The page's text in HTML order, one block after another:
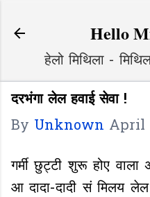
Hello
हेलो मिथिला -
दरभंगा लेल हवाई सेवा !
By Unknown April
गर्मी छुट्टी शुरू होए
आ दादा-दादी सं मिलय